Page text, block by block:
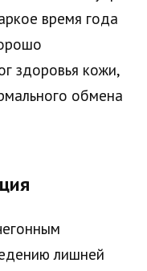
время года
здоровья кожи,
обмена
лишней